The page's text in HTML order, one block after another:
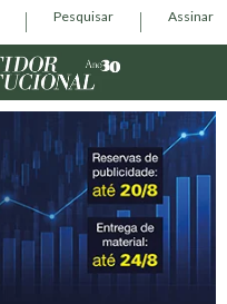
Pesquisar Assinar